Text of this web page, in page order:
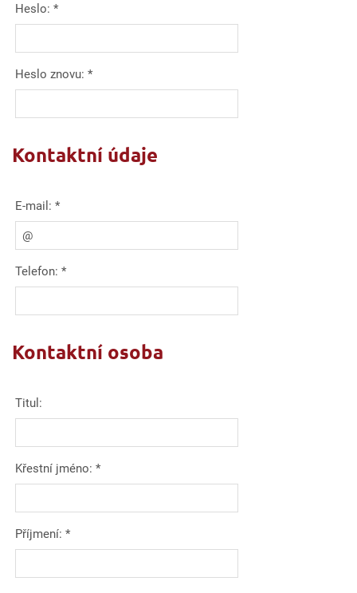
Heslo: *
Heslo znovu: *
Kontaktní údaje
E-mail: *
Telefon: *
Kontaktní osoba
Titul:
Křestní jméno: *
Příjmení: *